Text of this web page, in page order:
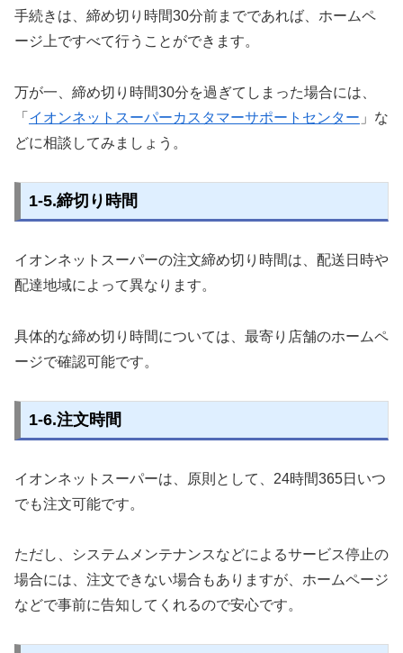
手続きは、締め切り時間30分前までであれば、ホームペ
ージ上ですべて行うことができます。
万が一、締め切り時間30分を過ぎてしまった場合には、
「 イオンネットスーパーカスタマーサポートセンター 」な
どに相談してみましょう。
1-5.締切り時間
イオンネットスーパーの注文締め切り時間は、配送日時や
配達地域によって異なります。
具体的な締め切り時間については、最寄り店舗のホームペ
ージで確認可能です。
1-6.注文時間
イオンネットスーパーは、原則として、24時間365日いつ
でも注文可能です。
ただし、システムメンテナンスなどによるサービス停止の
場合には、注文できない場合もありますが、ホームページ
などで事前に告知してくれるので安心です。